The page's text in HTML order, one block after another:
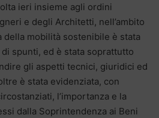
ieri insieme agli ordini
e degli Architetti, nell’ambito
della mobilità sostenibile è stata
spunti, ed è stata soprattutto
gli aspetti tecnici, giuridici ed
è stata evidenziata, con
l’importanza e la
dalla Soprintendenza ai Beni